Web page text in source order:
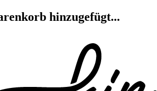
hinzugefügt...